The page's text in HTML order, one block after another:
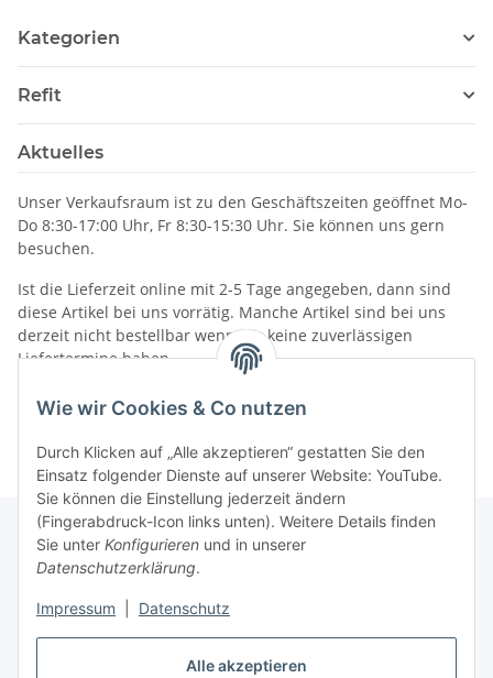
Alle akzeptieren
Wie wir Cookies & Co nutzen
Durch Klicken auf „Alle akzeptieren“ gestatten Sie den
Einsatz folgender Dienste auf unserer Website: YouTube.
Sie können die Einstellung jederzeit ändern
(Fingerabdruck-Icon links unten). Weitere Details finden
Sie unter Konfigurieren und in unserer
Datenschutzerklärung.
Impressum Datenschutz
Kategorien
Refit
Aktuelles
Unser Verkaufsraum ist zu den Geschäftszeiten geöffnet Mo-
Do 8:30-17:00 Uhr, Fr 8:30-15:30 Uhr. Sie können uns gern
besuchen.
Ist die Lieferzeit online mit 2-5 Tage angegeben, dann sind
diese Artikel bei uns vorrätig. Manche Artikel sind bei uns
derzeit nicht bestellbar wenn wir keine zuverlässigen
Liefertermine haben.
Informationen
Gesetzliche Informationen
Vertrag widerrufen